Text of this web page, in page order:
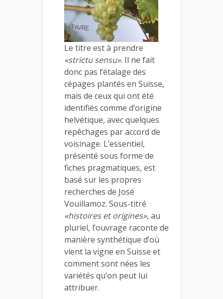
Le titre est à prendre
«strictu sensu». Il ne fait
donc pas l’étalage des
cépages plantés en Suisse,
mais de ceux qui ont été
identifiés comme d’origine
helvétique, avec quelques
repêchages par accord de
voisinage. L’essentiel,
présenté sous forme de
fiches pragmatiques, est
basé sur les propres
recherches de José
Vouillamoz. Sous-titré
«histoires et origines», au
pluriel, l’ouvrage raconte de
manière synthétique d’où
vient la vigne en Suisse et
comment sont nées les
variétés qu’on peut lui
attribuer.